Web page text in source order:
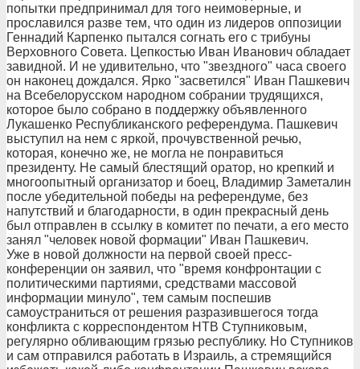
попытки предпринимал для того неимоверные, и
прославился разве тем, что один из лидеров оппозиции
Геннадий Карпенко пытался согнать его с трибуны
Верховного Совета. Цепкостью Иван Иванович обладает
завидной. И не удивительно, что "звездного" часа своего
он наконец дождался. Ярко "засветился" Иван Пашкевич
на Всебелорусском народном собрании трудящихся,
которое было собрано в поддержку объявленного
Лукашенко Республиканского референдума. Пашкевич
выступил на нем с яркой, прочувственной речью,
которая, конечно же, не могла не понравиться
президенту. Не самый блестящий оратор, но крепкий и
многоопытный организатор и боец, Владимир Заметалин
после убедительной победы на референдуме, без
напутствий и благодарности, в один прекрасный день
был отправлен в ссылку в комитет по печати, а его место
занял "человек новой формации" Иван Пашкевич.
Уже в новой должности на первой своей пресс-
конференции он заявил, что "время конфронтации с
политическими партиями, средствами массовой
информации минуло", тем самым поспешив
самоустраниться от решения разразившегося тогда
конфликта с корреспондентом НТВ Ступниковым,
регулярно обливающим грязью республику. Но Ступников
и сам отправился работать в Израиль, а стремящийся